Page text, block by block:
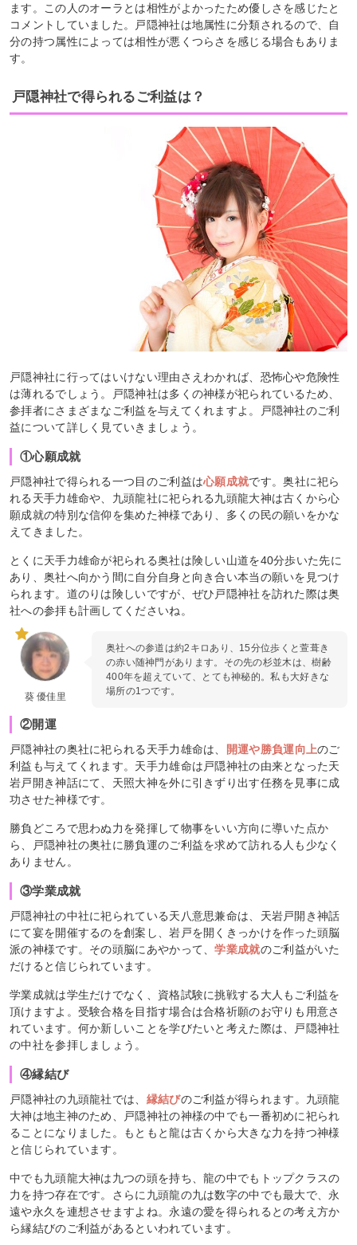
ます。この人のオーラとは相性がよかったため優しさを感じたと
コメントしていました。戸隠神社は地属性に分類されるので、自
分の持つ属性によっては相性が悪くつらさを感じる場合もありま
す。
戸隠神社で得られるご利益は？
戸隠神社に行ってはいけない理由さえわかれば、恐怖心や危険性
は薄れるでしょう。戸隠神社は多くの神様が祀られているため、
参拝者にさまざまなご利益を与えてくれますよ。戸隠神社のご利
益について詳しく見ていきましょう。
①心願成就
戸隠神社で得られる一つ目のご利益は心願成就です。奥社に祀ら
れる天手力雄命や、九頭龍社に祀られる九頭龍大神は古くから心
願成就の特別な信仰を集めた神様であり、多くの民の願いをかな
えてきました。
とくに天手力雄命が祀られる奥社は険しい山道を40分歩いた先に
あり、奥社へ向かう間に自分自身と向き合い本当の願いを見つけ
られます。道のりは険しいですが、ぜひ戸隠神社を訪れた際は奥
社への参拝も計画してくださいね。
葵 優佳里
奥社への参道は約2キロあり、15分位歩くと萱葺き
の赤い随神門があります。その先の杉並木は、樹齢
400年を超えていて、とても神秘的。私も大好きな
場所の1つです。
②開運
戸隠神社の奥社に祀られる天手力雄命は、 開運や勝負運向上のご
利益も与えてくれます。天手力雄命は戸隠神社の由来となった天
岩戸開き神話にて、天照大神を外に引きずり出す任務を見事に成
功させた神様です。
勝負どころで思わぬ力を発揮して物事をいい方向に導いた点か
ら、戸隠神社の奥社に勝負運のご利益を求めて訪れる人も少なく
ありません。
③学業成就
戸隠神社の中社に祀られている天八意思兼命は、天岩戸開き神話
にて宴を開催するのを創案し、岩戸を開くきっかけを作った頭脳
派の神様です。その頭脳にあやかって、学業成就のご利益がいた
だけると信じられています。
学業成就は学生だけでなく、資格試験に挑戦する大人もご利益を
頂けますよ。受験合格を目指す場合は合格祈願のお守りも用意さ
れています。何か新しいことを学びたいと考えた際は、戸隠神社
の中社を参拝しましょう。
④縁結び
戸隠神社の九頭龍社では、 縁結びのご利益が得られます。九頭龍
大神は地主神のため、戸隠神社の神様の中でも一番初めに祀られ
ることになりました。もともと龍は古くから大きな力を持つ神様
と信じられています。
中でも九頭龍大神は九つの頭を持ち、龍の中でもトップクラスの
力を持つ存在です。さらに九頭龍の九は数字の中でも最大で、永
遠や永久を連想させますよね。永遠の愛を得られるとの考え方か
ら縁結びのご利益があるといわれています。